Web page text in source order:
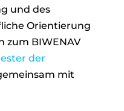
und des
Orientierung
zum BIWENAV
der
mit